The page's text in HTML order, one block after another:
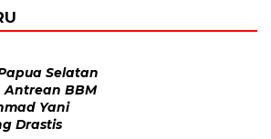
Selatan
Antrean BBM
Yani
Drastis